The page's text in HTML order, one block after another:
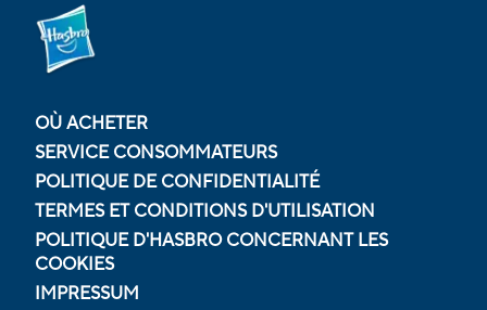
OÙ ACHETER
SERVICE CONSOMMATEURS
POLITIQUE DE CONFIDENTIALITÉ
TERMES ET CONDITIONS D'UTILISATION
POLITIQUE D'HASBRO CONCERNANT LES
COOKIES
IMPRESSUM